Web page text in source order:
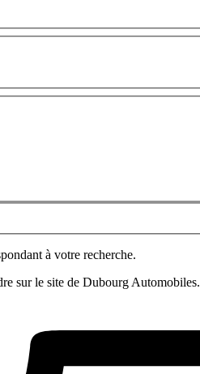
à votre recherche.
sur le site de Dubourg Automobiles.